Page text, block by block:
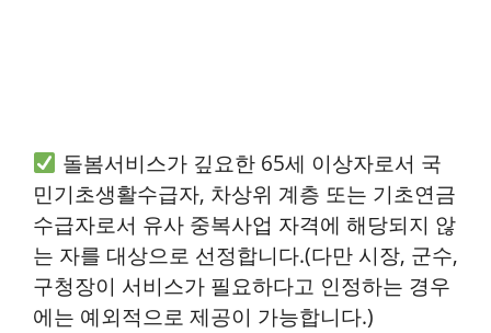
돌봄서비스가 깊요한 65세 이상자로서 국
민기초생활수급자, 차상위 계층 또는 기초연금
수급자로서 유사 중복사업 자격에 해당되지 않
는 자를 대상으로 선정합니다.(다만 시장, 군수,
구청장이 서비스가 필요하다고 인정하는 경우
에는 예외적으로 제공이 가능합니다.)